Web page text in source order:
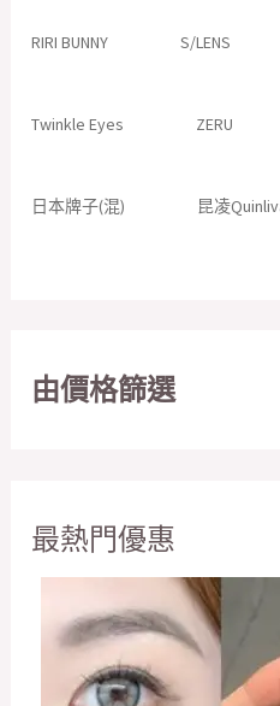
RIRI BUNNY S/LENS
Twinkle Eyes ZERU
日本牌子(混) 昆凌
由價格篩選
最熱門優惠
r
i
i
n
u
r
e
n